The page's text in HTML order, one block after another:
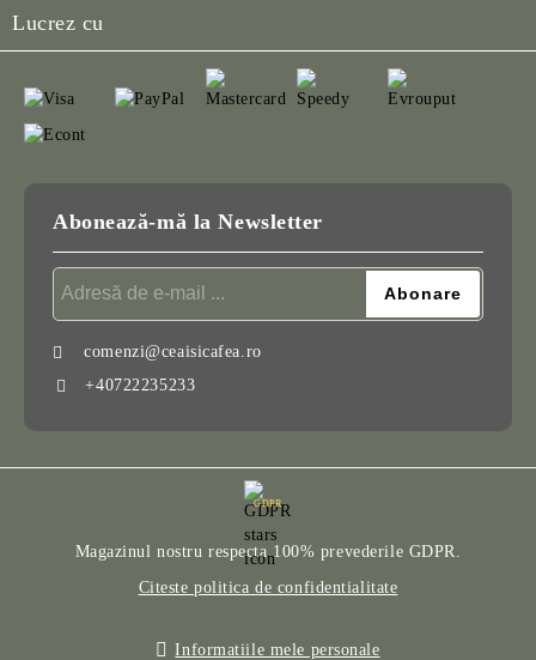
Lucrez cu
Abonează-mă la Newsletter
comenzi@ceaisicafea.ro
+40722235233
GDPR
Magazinul nostru respecta 100% prevederile GDPR.
Citeste politica de confidentialitate
Informatiile mele personale